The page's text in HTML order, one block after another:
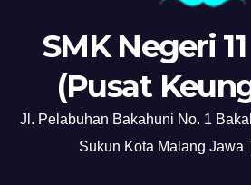
SMK Negeri
(Pusat
Jl. Pelabuhan Bakahuni No. 1
Sukun Kota Malang Jawa